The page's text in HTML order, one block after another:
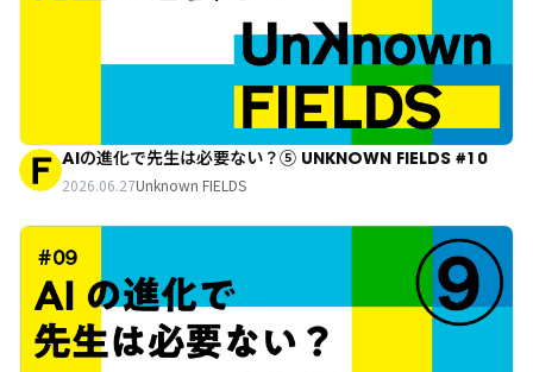
AIの進化で先生は必要ない？⑤ UNKNOWN FIELDS #10
2026.06.27Unknown FIELDS